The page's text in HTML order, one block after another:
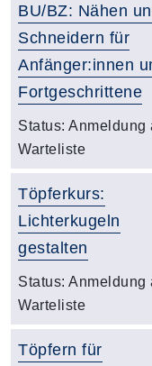
BU/BZ: Nähen
Schneidern für
Anfänger:innen
Fortgeschrittene
Status: Anmeldung
Warteliste
Töpferkurs:
Lichterkugeln
gestalten
Status: Anmeldung
Warteliste
Töpfern für